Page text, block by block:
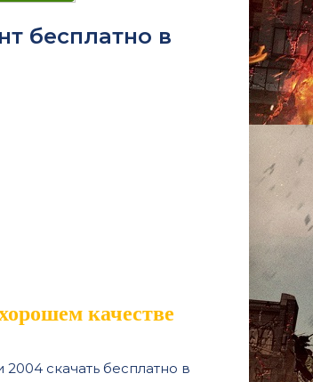
бесплатно в
качестве
скачать бесплатно в